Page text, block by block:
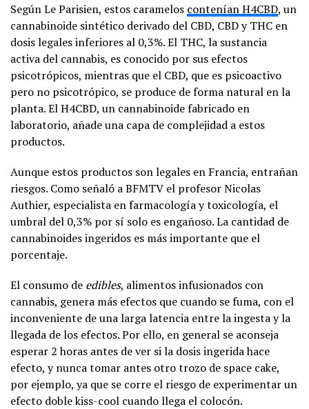
Según Le Parisien, estos caramelos contenían H4CBD, un
cannabinoide sintético derivado del CBD, CBD y THC en
dosis legales inferiores al 0,3%. El THC, la sustancia
activa del cannabis, es conocido por sus efectos
psicotrópicos, mientras que el CBD, que es psicoactivo
pero no psicotrópico, se produce de forma natural en la
planta. El H4CBD, un cannabinoide fabricado en
laboratorio, añade una capa de complejidad a estos
productos.
Aunque estos productos son legales en Francia, entrañan
riesgos. Como señaló a BFMTV el profesor Nicolas
Authier, especialista en farmacología y toxicología, el
umbral del 0,3% por sí solo es engañoso. La cantidad de
cannabinoides ingeridos es más importante que el
porcentaje.
El consumo de edibles, alimentos infusionados con
cannabis, genera más efectos que cuando se fuma, con el
inconveniente de una larga latencia entre la ingesta y la
llegada de los efectos. Por ello, en general se aconseja
esperar 2 horas antes de ver si la dosis ingerida hace
efecto, y nunca tomar antes otro trozo de space cake,
por ejemplo, ya que se corre el riesgo de experimentar un
efecto doble kiss-cool cuando llega el colocón.